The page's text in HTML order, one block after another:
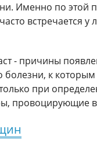
Именно по этой
встречается
- причины
к которым
при
провоцирующие